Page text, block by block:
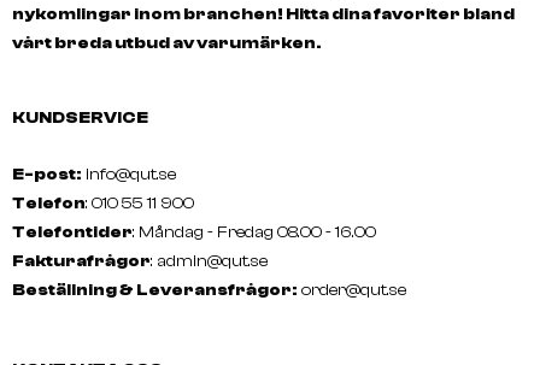
nykomlingar inom branchen! Hitta dina favoriter bland
vårt breda utbud av varumärken.
KUNDSERVICE
E-post: info@qut.se
Telefon: 010 55 11 900
Telefontider: Måndag - Fredag 08.00 - 16.00
Fakturafrågor: admin@qut.se
Beställning & Leveransfrågor: order@qut.se